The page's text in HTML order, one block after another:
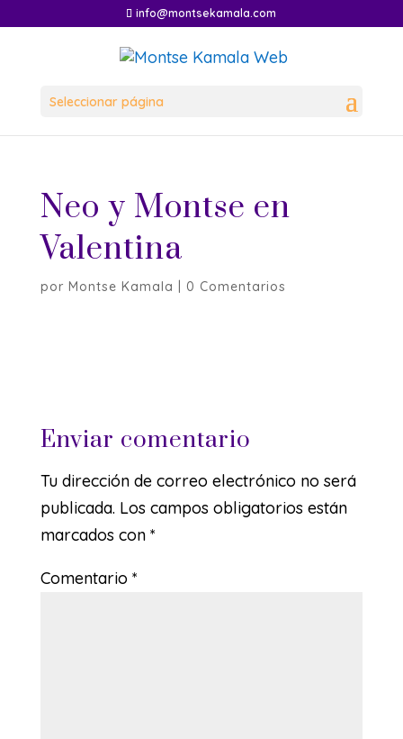
info@montsekamala.com
Seleccionar página
Neo y Montse en
Valentina
por Montse Kamala 0 Comentarios
Enviar comentario
Tu dirección de correo electrónico no será
publicada. Los campos obligatorios están
marcados con *
Comentario *